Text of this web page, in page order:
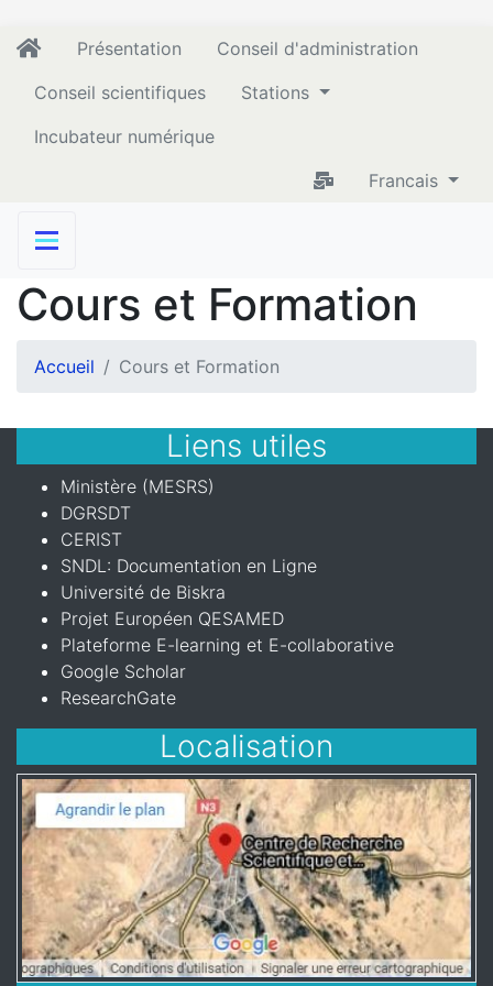
Présentation
Conseil d'administration
Conseil scientifiques
Stations
Incubateur numérique
Francais
Cours et Formation
Accueil Cours et Formation
Liens utiles
Ministère (MESRS)
DGRSDT
CERIST
SNDL: Documentation en Ligne
Université de Biskra
Projet Européen QESAMED
Plateforme E-learning et E-collaborative
Google Scholar
ResearchGate
Localisation